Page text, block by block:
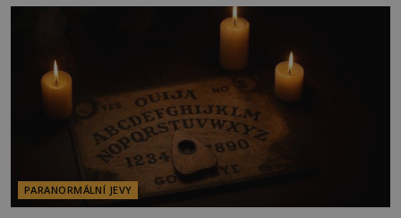
ta, na niž přijde Robert, by jen tak někoho
PARANORMÁLNÍ JEVY